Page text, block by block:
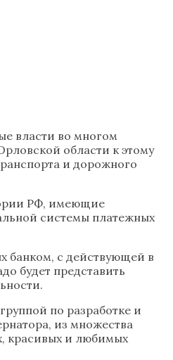
власти во многом
области к этому
и дорожного
РФ, имеющие
системы платежных
банком, с действующей в
будет представить
по разработке и
из множества
красивых и любимых